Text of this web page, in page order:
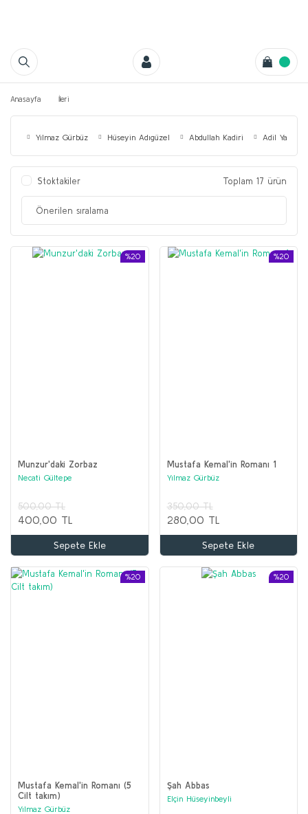
Anasayfa İleri
Yılmaz Gürbüz Hüseyin Adıgüzel Abdullah Kadiri Adil Yakubov
Stoktakiler Toplam 17 ürün
%20
Munzur'daki Zorbaz
Necati Gültepe
500,00 TL
400,00 TL
Sepete Ekle
%20
Mustafa Kemal'in Romanı 1
Yılmaz Gürbüz
350,00 TL
280,00 TL
Sepete Ekle
%20
Mustafa Kemal'in Romanı (5
Cilt takım)
Yılmaz Gürbüz
%20
Şah Abbas
Elçin Hüseyinbeyli